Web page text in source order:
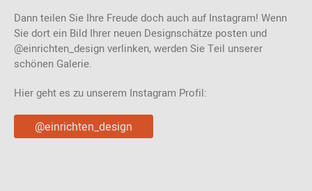
Dann teilen Sie Ihre Freude doch auch auf Instagram! Wenn
Sie dort ein Bild Ihrer neuen Designschätze posten und
@einrichten_design verlinken, werden Sie Teil unserer
schönen Galerie.
Hier geht es zu unserem Instagram Profil:
@einrichten_design